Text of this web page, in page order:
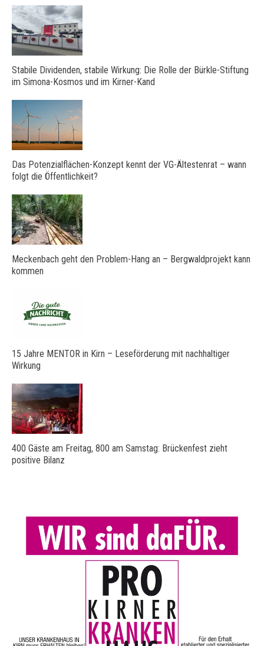
Stabile Dividenden, stabile Wirkung: Die Rolle der Bürkle-Stiftung
im Simona-Kosmos und im Kirner-Kand
Das Potenzialflächen-Konzept kennt der VG-Ältestenrat – wann
folgt die Öffentlichkeit?
Meckenbach geht den Problem-Hang an – Bergwaldprojekt kann
kommen
15 Jahre MENTOR in Kirn – Leseförderung mit nachhaltiger
Wirkung
400 Gäste am Freitag, 800 am Samstag: Brückenfest zieht
positive Bilanz